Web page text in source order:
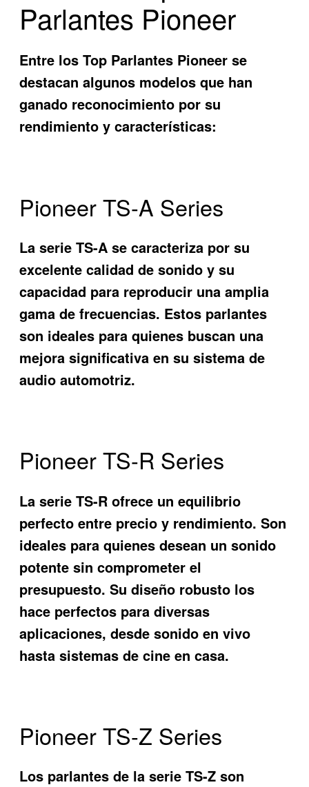
Parlantes Pioneer
Entre losTop Parlantes Pioneer se
destacan algunos modelos que han
ganado reconocimiento por su
rendimiento y características:
Pioneer TS-A Series
La serie TS-A se caracteriza por su
excelente calidad de sonido y su
capacidad para reproducir una amplia
gama de frecuencias. Estos parlantes
son ideales para quienes buscan una
mejora significativa en su sistema de
audio automotriz.
Pioneer TS-R Series
La serie TS-R ofrece un equilibrio
perfecto entre precio y rendimiento. Son
ideales para quienes desean un sonido
potente sin comprometer el
presupuesto. Su diseño robusto los
hace perfectos para diversas
aplicaciones, desde sonido en vivo
hasta sistemas de cine en casa.
Pioneer TS-Z Series
Los parlantes de la serie TS-Z son